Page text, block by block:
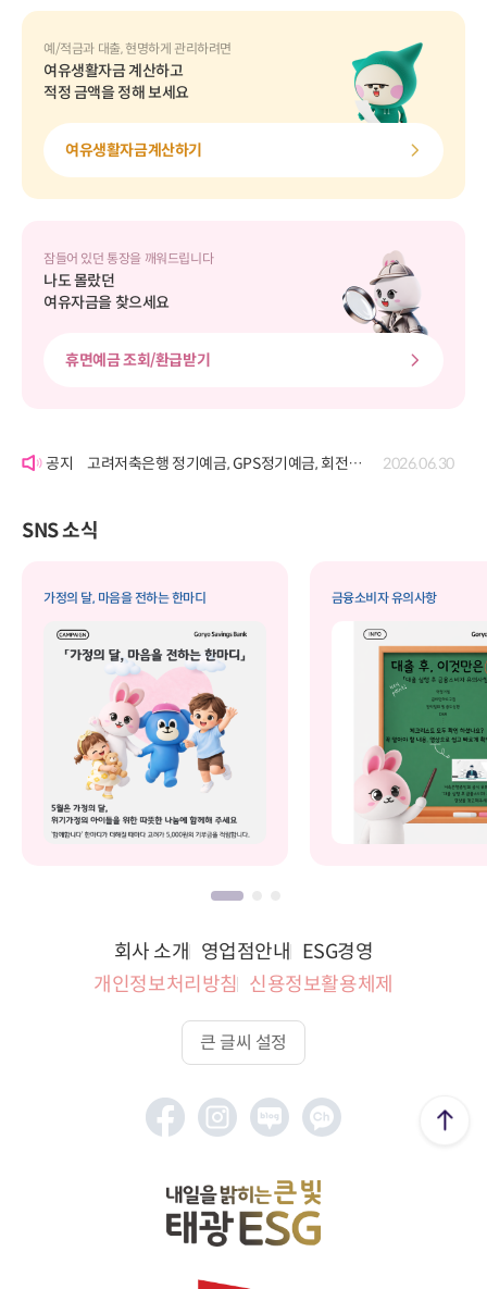
예/적금과 대출, 현명하게 관리하려면
여유생활자금 계산하고
적정 금액을 정해 보세요
여유생활자금계산하기
잠들어 있던 통장을 깨워드립니다
나도 몰랐던
여유자금을 찾으세요
휴면예금 조회/환급받기
고려저축은행 정기예금, GPS정기예금, 회전정기예금, GPS회전정기예금, 자유적립예금, 퇴직연금정기예금, 보고파플러스 파킹통장(기업포함)의 금리 변경 공시
2026.06.30
SNS 소식
가정의 달, 마음을 전하는 한마디 금융소비자 유의사항
회사 소개 영업점안내 ESG경영
개인정보처리방침 신용정보활용체제
큰 글씨 설정